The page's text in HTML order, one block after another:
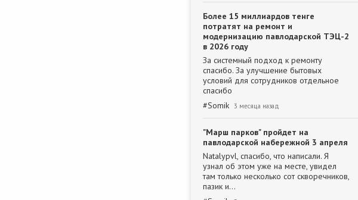
Более 15 миллиардов тенге
потратят на ремонт и
модернизацию павлодарской ТЭЦ-2
в 2026 году
За системный подход к ремонту
спасибо. За улучшение бытовых
условий для сотрудников отдельное
спасибо
#Somik 3 месяца назад
"Марш парков" пройдет на
павлодарской набережной 3 апреля
Natalypvl, спасибо, что написали. Я
узнал об этом уже на месте, увидел
там только несколько сот скворечников,
пазик и…